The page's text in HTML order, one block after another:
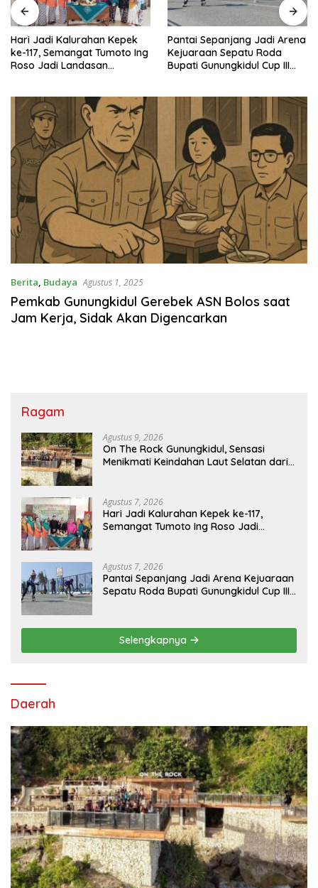
Hari Jadi Kalurahan Kepek
ke-117, Semangat Tumoto Ing
Roso Jadi Landasan
Pantai Sepanjang Jadi Arena
Kejuaraan Sepatu Roda
Bupati Gunungkidul Cup III
Berita, Budaya Agustus 1, 2025
Pemkab Gunungkidul Gerebek ASN Bolos saat
Jam Kerja, Sidak Akan Digencarkan
Ragam
Agustus 9, 2026
On The Rock Gunungkidul, Sensasi
Menikmati Keindahan Laut Selatan dari
Agustus 7, 2026
Hari Jadi Kalurahan Kepek ke-117,
Semangat Tumoto Ing Roso Jadi
Agustus 7, 2026
Pantai Sepanjang Jadi Arena Kejuaraan
Sepatu Roda Bupati Gunungkidul Cup III
Selengkapnya
Daerah